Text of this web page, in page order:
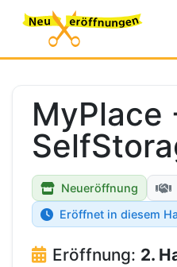
MyPlace
Neueröffnung
Eröffnet in diesem
Eröffnung: 2.